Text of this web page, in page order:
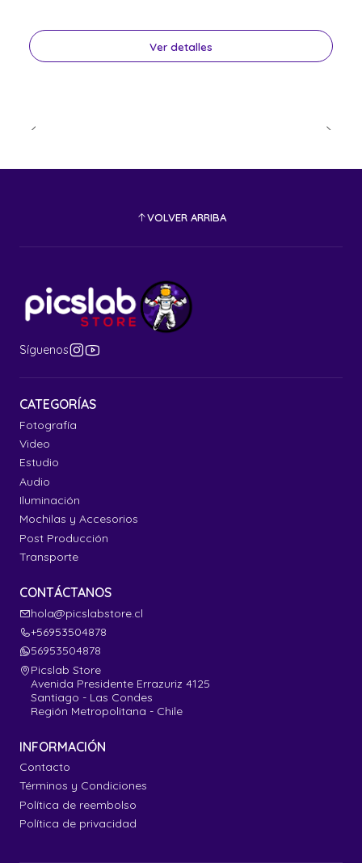
Ver detalles
VOLVER ARRIBA
Síguenos
CATEGORÍAS
Fotografía
Video
Estudio
Audio
Iluminación
Mochilas y Accesorios
Post Producción
Transporte
CONTÁCTANOS
hola@picslabstore.cl
+56953504878
56953504878
Picslab Store
Avenida Presidente Errazuriz 4125
Santiago - Las Condes
Región Metropolitana - Chile
INFORMACIÓN
Contacto
Términos y Condiciones
Política de reembolso
Política de privacidad